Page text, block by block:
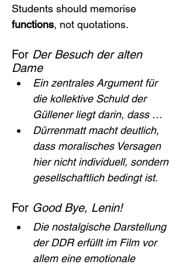
Students should memorise
functions, not quotations.
For Der Besuch der alten
Dame
Ein zentrales Argument für
die kollektive Schuld der
Güllener liegt darin, dass …
Dürrenmatt macht deutlich,
dass moralisches Versagen
hier nicht individuell, sondern
gesellschaftlich bedingt ist.
For Good Bye, Lenin!
Die nostalgische Darstellung
der DDR erfüllt im Film vor
allem eine emotionale